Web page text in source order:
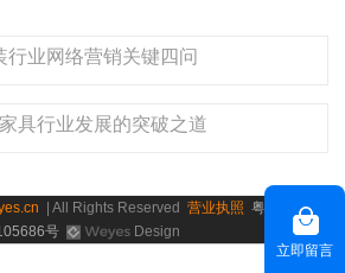
行业网络营销关键四问
具行业发展的突破之道
| All Rights Reserved 营业执照 粤ICP备
号
Design
立即留言